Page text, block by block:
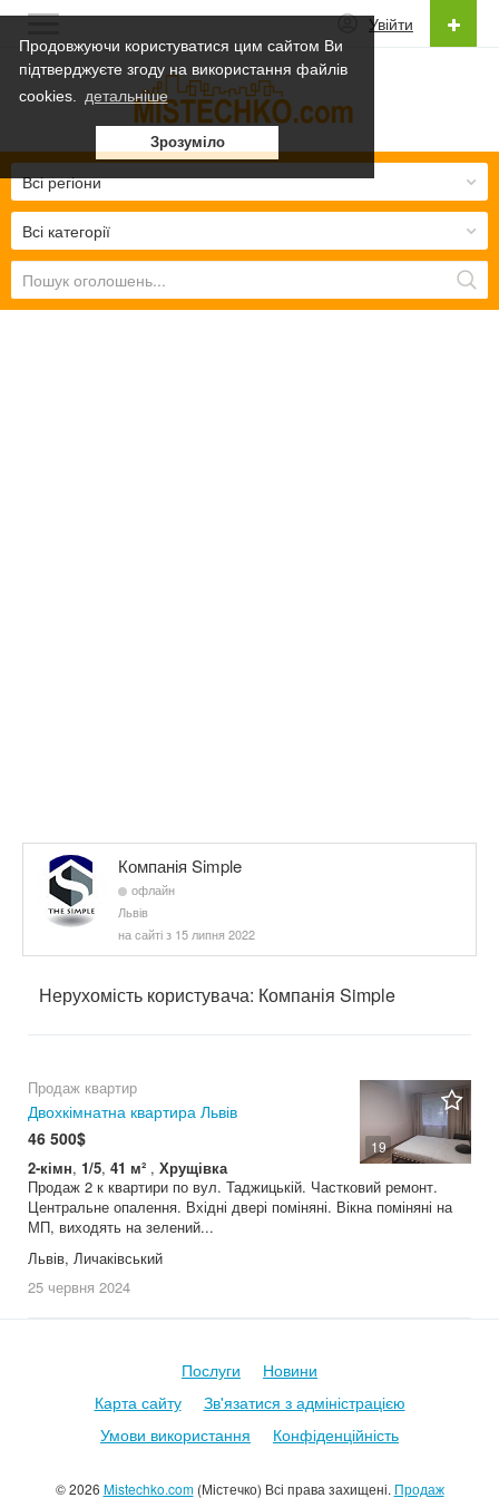
Продовжуючи користуватися цим сайтом Ви
підтверджуєте згоду на використання файлів
cookies.
детальніше
Зрозуміло
Увійти
Українська
Українська
Русский
Всі категорії
Всі регіони
Компанія Simple
офлайн
Львів
на сайті з 15 липня 2022
Нерухомість користувача: Компанія Simple
19
Продаж квартир
Двохкімнатна квартира Львів
46 500$
2-кімн, 1/5, 41 м² , Хрущівка
Продаж 2 к квартири по вул. Таджицькій. Частковий ремонт.
Центральне опалення. Вхідні двері поміняні. Вікна поміняні на
МП, виходять на зелений...
Львів, Личаківський
25 червня 2024
© 2026 Mistechko.com(Містечко) Всі права захищені. Продаж
Послуги
Новини
Карта сайту
Зв'язатися з адміністрацією
Умови використання
Конфіденційність